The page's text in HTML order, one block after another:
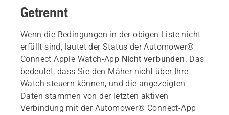
Getrennt
Wenn die Bedingungen in der obigen Liste nicht
erfüllt sind, lautet der Status der Automower®
Connect Apple Watch-App Nicht verbunden. Das
bedeutet, dass Sie den Mäher nicht über Ihre
Watch steuern können, und die angezeigten
Daten stammen von der letzten aktiven
Verbindung mit der Automower® Connect-App